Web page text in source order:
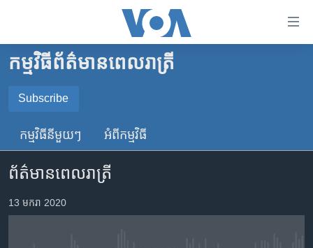
គេហទំព័រ​
ទាក់ទង
រំលង​
ទំព័រ​
ព័ត៌មាន​​
តែ​
ម្តង
កម្ពុជា
អន្តរជាតិ
ចិន
ហេឡូវីអូអេ
កម្ពុជាច្នៃប្រតិដ្ឋ
កម្មវិធី​ព័ត៌មាន​ពេលរាត្រី
Subscribe
SUBSCRIBE
YouTube Music
កម្មវិធី​នីមួយៗ អំពី​កម្មវិធី​
ព័ត៌មានពេលរាត្រី
13 មករា 2020